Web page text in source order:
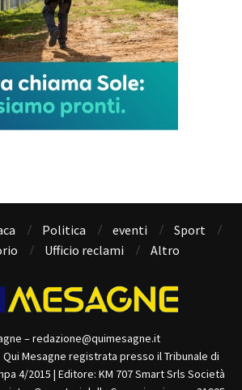
Politica eventi
Sport
Ufficio reclami Altro
– redazione@quimesagne.it
Mesagne registrata presso il Tribunale di
4/2015 | Editore: KM 707 Smart Srls Società